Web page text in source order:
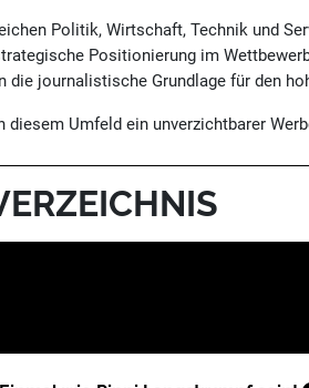
Politik, Wirtschaft, Technik und
Positionierung im
journalistische Grundlage für den
Umfeld ein unverzichtbarer